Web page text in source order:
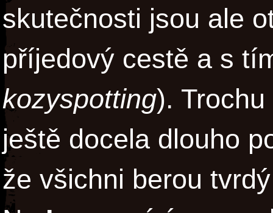
skutečnosti jsou ale
příjedový cestě a s
kozyspotting).
ještě docela dlouho
že všichni berou